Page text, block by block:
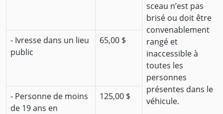
sceau n’est pas
brisé ou doit être
convenablement
rangé et
inaccessible à
toutes les
personnes
présentes dans le
véhicule.
- Ivresse dans un lieu
public
65,00 $
- Personne de moins
de 19 ans en
125,00 $